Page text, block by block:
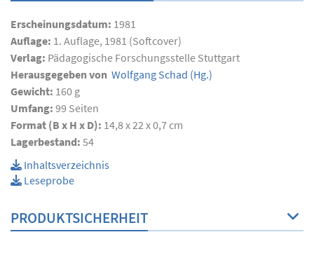
Erscheinungsdatum: 1981
Auflage: 1. Auflage, 1981 (Softcover)
Verlag: Pädagogische Forschungsstelle Stuttgart
Herausgegeben von Wolfgang Schad (Hg.)
Gewicht: 160 g
Umfang: 99 Seiten
Format (B x H x D): 14,8 x 22 x 0,7 cm
Lagerbestand: 54
Inhaltsverzeichnis
Leseprobe
PRODUKTSICHERHEIT